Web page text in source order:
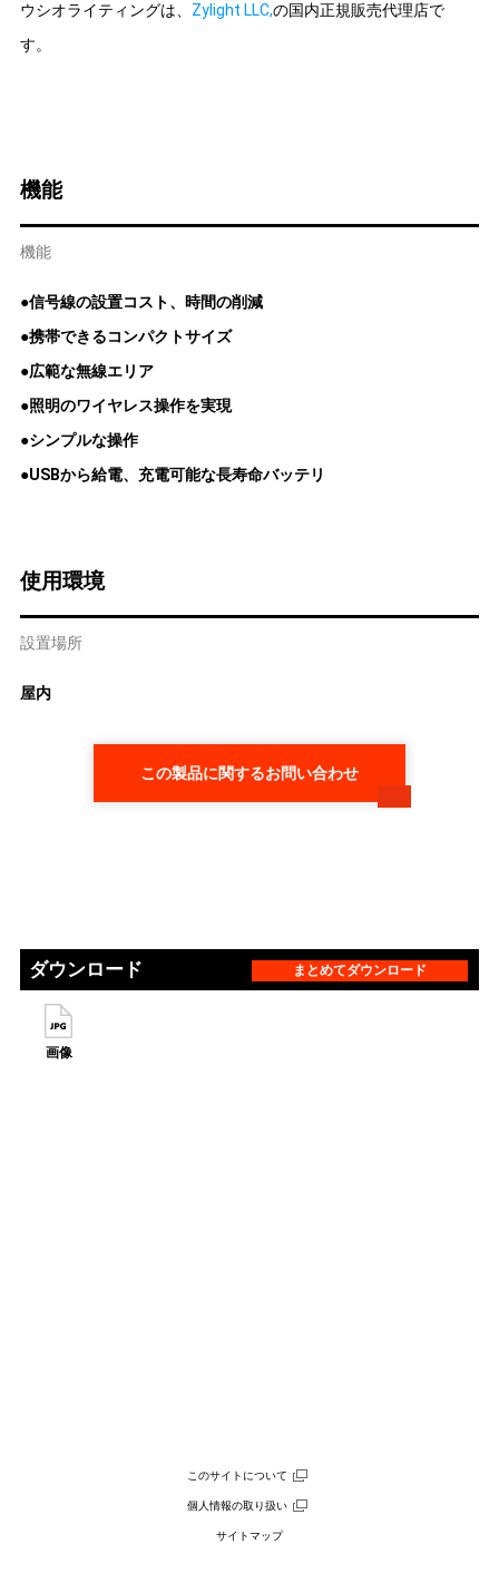
ウシオライティングは、 Zylight LLC,の国内正規販売代理店で
す。
機能
機能
●信号線の設置コスト、時間の削減
●携帯できるコンパクトサイズ
●広範な無線エリア
●照明のワイヤレス操作を実現
●シンプルな操作
●USBから給電、充電可能な長寿命バッテリ
使用環境
設置場所
屋内
この製品に関するお問い合わせ
ダウンロード まとめてダウンロード
画像
このサイトについて
個人情報の取り扱い
サイトマップ